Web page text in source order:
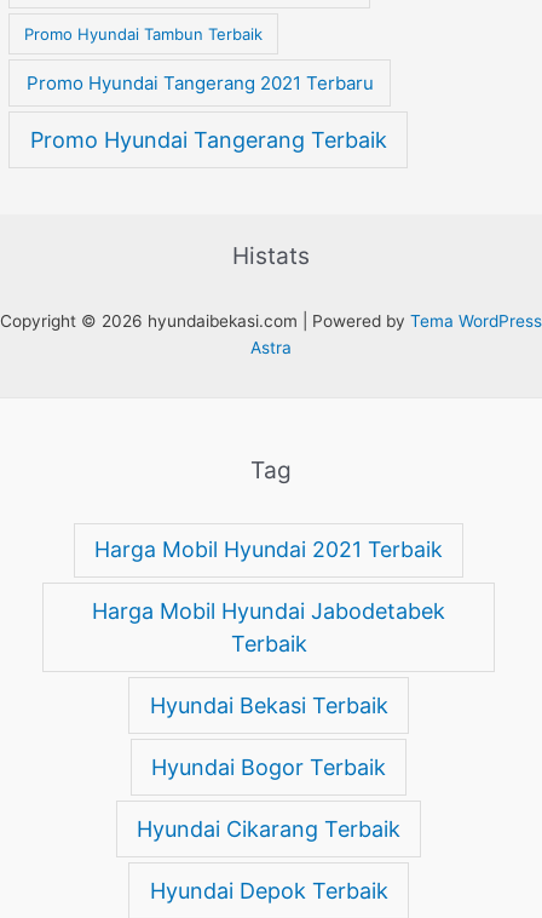
Promo Hyundai Tambun Terbaik
Promo Hyundai Tangerang 2021 Terbaru
Promo Hyundai Tangerang Terbaik
Histats
Copyright © 2026 hyundaibekasi.com | Powered by Tema WordPress
Astra
Tag
Harga Mobil Hyundai 2021 Terbaik
Harga Mobil Hyundai Jabodetabek
Terbaik
Hyundai Bekasi Terbaik
Hyundai Bogor Terbaik
Hyundai Cikarang Terbaik
Hyundai Depok Terbaik